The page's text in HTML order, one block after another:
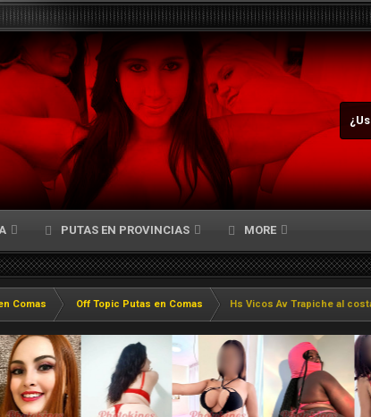
PUTAS EN PROVINCIAS MORE
Comas Off Topic Putas en Comas Hs Vicos Av Trapiche al